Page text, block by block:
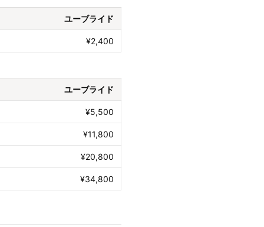
ユーブライド
¥2,400
ユーブライド
¥5,500
¥11,800
¥20,800
¥34,800